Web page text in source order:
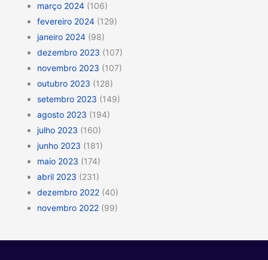
março 2024 (106)
fevereiro 2024 (129)
janeiro 2024 (98)
dezembro 2023 (107)
novembro 2023 (107)
outubro 2023 (128)
setembro 2023 (149)
agosto 2023 (194)
julho 2023 (160)
junho 2023 (181)
maio 2023 (174)
abril 2023 (231)
dezembro 2022 (40)
novembro 2022 (99)